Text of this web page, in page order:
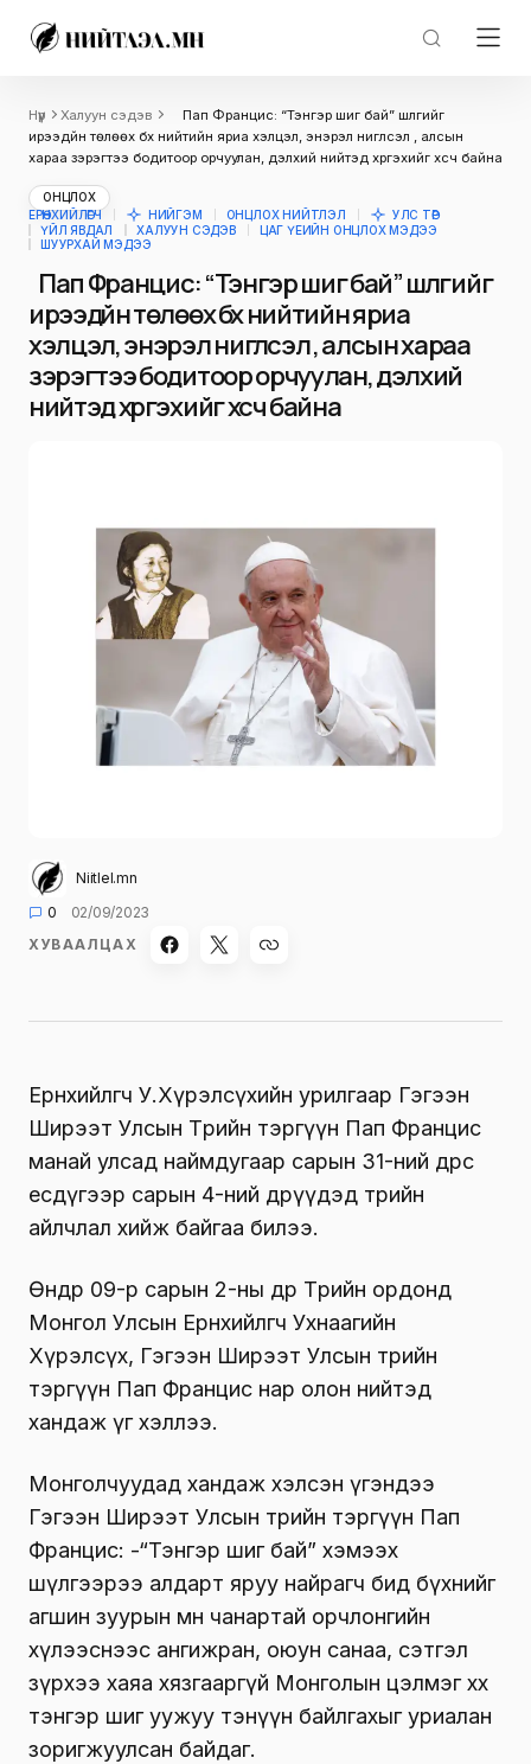
Нүүр Халуун сэдэв
Пап Францис: “Тэнгэр шиг бай” шүлгийг
ирээдүйн төлөөх бүх нийтийн яриа хэлцэл, энэрэл нигүүлсэл , алсын
хараа зэрэгтээ бодитоор орчуулан, дэлхий нийтэд хүргэхийг хүсч байна
ОНЦЛОХ
ЕРӨНХИЙЛӨГЧ
НИЙГЭМ ОНЦЛОХ НИЙТЛЭЛ
УЛС ТӨР
ҮЙЛ ЯВДАЛ
ХАЛУУН СЭДЭВ
ЦАГ ҮЕИЙН ОНЦЛОХ МЭДЭЭ
ШУУРХАЙ МЭДЭЭ
Пап Францис: “Тэнгэр шиг бай” шүлгийг
ирээдүйн төлөөх бүх нийтийн яриа
хэлцэл, энэрэл нигүүлсэл , алсын хараа
зэрэгтээ бодитоор орчуулан, дэлхий
нийтэд хүргэхийг хүсч байна
Niitlel.mn
0
02/09/2023
ХУВААЛЦАХ
Ерөнхийлөгч У.Хүрэлсүхийн урилгаар Гэгээн
Ширээт Улсын Төрийн тэргүүн Пап Францис
манай улсад наймдугаар сарын 31-ний өдрөөс
есдүгээр сарын 4-ний өдрүүдэд төрийн
айлчлал хийж байгаа билээ.
Өнөөдөр 09-р сарын 2-ны өдөр Төрийн ордонд
Монгол Улсын Ерөнхийлөгч Ухнаагийн
Хүрэлсүх, Гэгээн Ширээт Улсын төрийн
тэргүүн Пап Францис нар олон нийтэд
хандаж үг хэллээ.
Монголчуудад хандаж хэлсэн үгэндээ
Гэгээн Ширээт Улсын төрийн тэргүүн Пап
Францис: -“Тэнгэр шиг бай” хэмээх
шүлгээрээ алдарт яруу найрагч бид бүхнийг
агшин зуурын мөн чанартай орчлонгийн
хүлээснээс ангижран, оюун санаа, сэтгэл
зүрхээ хаяа хязгааргүй Монголын цэлмэг хөх
тэнгэр шиг уужуу тэнүүн байлгахыг уриалан
зоригжуулсан байдаг.